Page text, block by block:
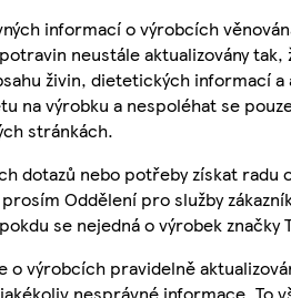
informací o výrobcích
neustále aktualizovány tak,
živin, dietetických informací a
na výrobku a nespoléhat se
stránkách.
dotazů nebo potřeby získat radu
Oddělení pro služby
se nejedná o výrobek značky
výrobcích pravidelně